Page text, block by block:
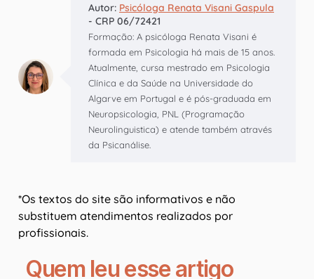
Autor: Psicóloga Renata Visani Gaspula
- CRP 06/72421
Formação: A psicóloga Renata Visani é
formada em Psicologia há mais de 15 anos.
Atualmente, cursa mestrado em Psicologia
Clínica e da Saúde na Universidade do
Algarve em Portugal e é pós-graduada em
Neuropsicologia, PNL (Programação
Neurolinguistica) e atende também através
da Psicanálise.
*Os textos do site são informativos e não
substituem atendimentos realizados por
profissionais.
Quem leu esse artigo